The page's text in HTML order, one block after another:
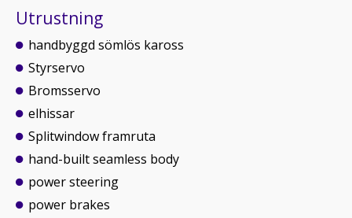
Utrustning
handbyggd sömlös kaross
Styrservo
Bromsservo
elhissar
Splitwindow framruta
hand-built seamless body
power steering
power brakes